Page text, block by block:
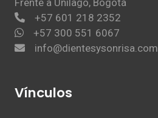
Frente a Unilago, Bogotá
+57 601 218 2352
+57 300 551 6067
info@dientesysonrisa.com
Vínculos